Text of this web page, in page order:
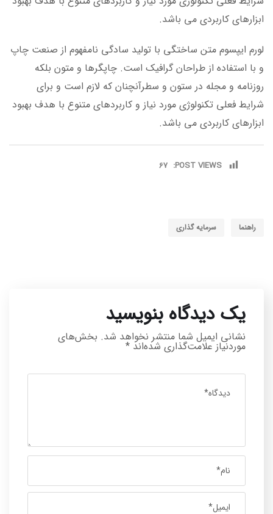
ابزارهای کاربردی می باشد.
لورم ایپسوم متن ساختگی با تولید سادگی نامفهوم از صنعت چاپ
و با استفاده از طراحان گرافیک است. چاپگرها و متون بلکه
روزنامه و مجله در ستون و سطرآنچنان که لازم است و برای
شرایط فعلی تکنولوژی مورد نیاز و کاربردهای متنوع با هدف بهبود
ابزارهای کاربردی می باشد.
POST VIEWS:
67
راهنما سرمایه گذاری
یک دیدگاه بنویسید
نشانی ایمیل شما منتشر نخواهد شد. بخش‌های
موردنیاز علامت‌گذاری شده‌اند *